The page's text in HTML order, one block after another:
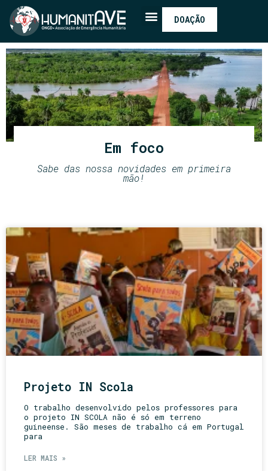
DOAÇÃO
Em foco
Sabe das nossa novidades em primeira
mão!
Projeto IN Scola
O trabalho desenvolvido pelos professores para
o projeto IN SCOLA não é só em terreno
guineense. São meses de trabalho cá em Portugal
para
LER MAIS »